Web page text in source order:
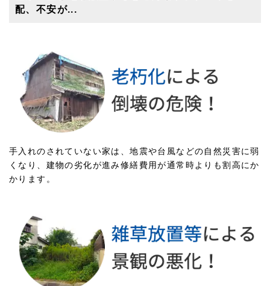
配、不安が...
手入れのされていない家は、地震や台風などの自然災害に弱
くなり、建物の劣化が進み修繕費用が通常時よりも割高にか
かります。